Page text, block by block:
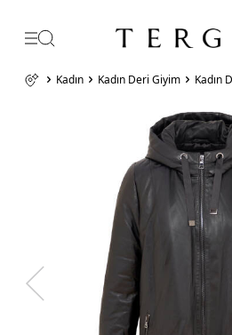
Kadın Kadın Deri Giyim Kadın